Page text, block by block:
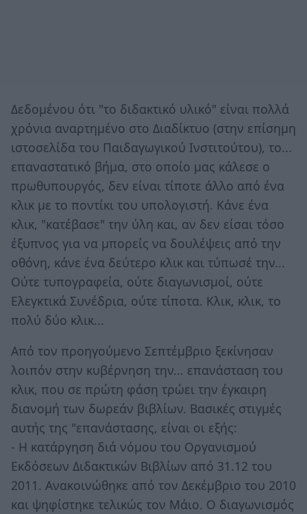
Δεδομένου ότι "το διδακτικό υλικό" είναι πολλά
χρόνια αναρτημένο στο Διαδίκτυο (στην επίσημη
ιστοσελίδα του Παιδαγωγικού Ινστιτούτου), το...
επαναστατικό βήμα, στο οποίο μας κάλεσε ο
πρωθυπουργός, δεν είναι τίποτε άλλο από ένα
κλικ με το ποντίκι του υπολογιστή. Κάνε ένα
κλικ, "κατέβασε" την ύλη και, αν δεν είσαι τόσο
έξυπνος για να μπορείς να δουλέψεις από την
οθόνη, κάνε ένα δεύτερο κλικ και τύπωσέ την...
Ούτε τυπογραφεία, ούτε διαγωνισμοί, ούτε
Ελεγκτικά Συνέδρια, ούτε τίποτα. Κλικ, κλικ, το
πολύ δύο κλικ...
Από τον προηγούμενο Σεπτέμβριο ξεκίνησαν
λοιπόν στην κυβέρνηση την... επανάσταση του
κλικ, που σε πρώτη φάση τρώει την έγκαιρη
διανομή των δωρεάν βιβλίων. Βασικές στιγμές
αυτής της "επανάστασης, είναι οι εξής:
- Η κατάργηση διά νόμου του Οργανισμού
Εκδόσεων Διδακτικών Βιβλίων από 31.12 του
2011. Ανακοινώθηκε από τον Δεκέμβριο του 2010
και ψηφίστηκε τελικώς τον Μάιο. Ο διαγωνισμός